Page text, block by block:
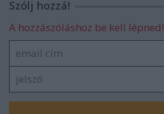
Szólj hozzá!
A hozzászóláshoz be kell lépned!